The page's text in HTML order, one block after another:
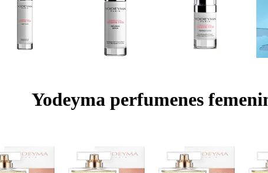
Yodeyma perfumenes